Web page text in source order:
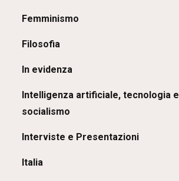
Femminismo
Filosofia
In evidenza
Intelligenza artificiale, tecnologia e
socialismo
Interviste e Presentazioni
Italia